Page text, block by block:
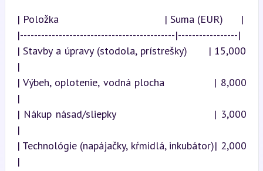
| Položka                                    | Suma (EUR)      |
|--------------------------------------------|-----------------|
| Stavby a úpravy (stodola, prístrešky)      | 15,000
|
| Výbeh, oplotenie, vodná plocha             | 8,000
|
| Nákup násad/sliepky                        | 3,000
|
| Technológie (napájačky, kŕmidlá, inkubátor)| 2,000
|